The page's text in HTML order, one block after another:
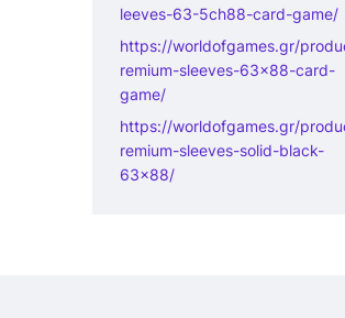
leeves-63-5ch88-card-game/
https://worldofgames.gr/
remium-sleeves-63×88-card-
game/
https://worldofgames.gr/
remium-sleeves-solid-black-
63×88/